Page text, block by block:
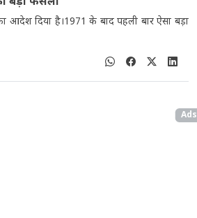
आदेश दिया है।1971 के बाद पहली बार ऐसा बड़ा
Ads